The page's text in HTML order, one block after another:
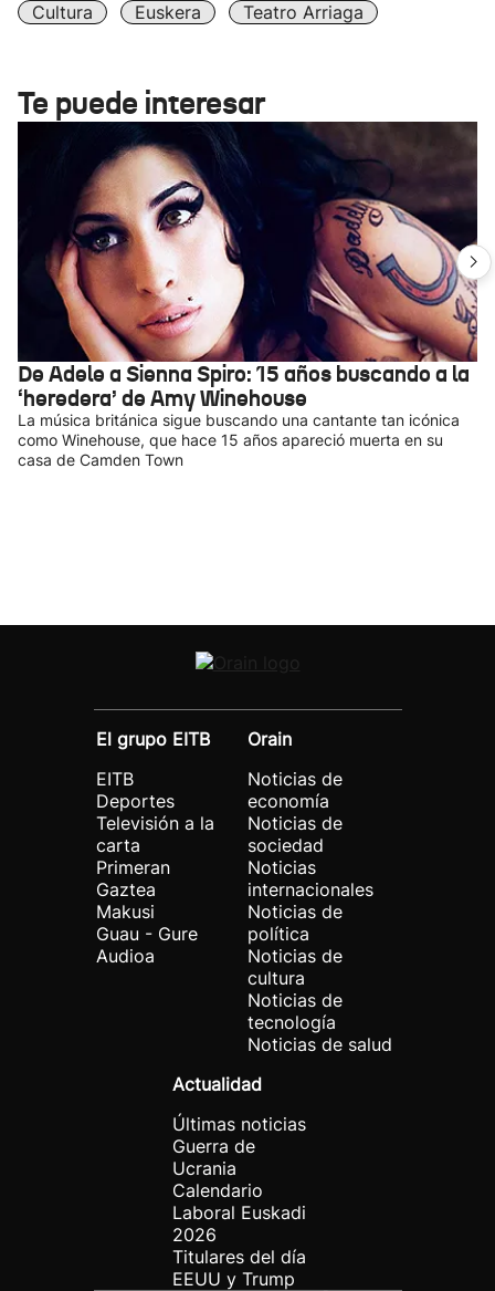
Cultura Euskera Teatro Arriaga
Te puede interesar
De Adele a Sienna Spiro: 15 años buscando a la
‘heredera’ de Amy Winehouse
La música británica sigue buscando una cantante tan icónica
como Winehouse, que hace 15 años apareció muerta en su
casa de Camden Town
El grupo EITB
EITB
Deportes
Televisión a la
carta
Primeran
Gaztea
Makusi
Guau - Gure
Audioa
Orain
Noticias de
economía
Noticias de
sociedad
Noticias
internacionales
Noticias de
política
Noticias de
cultura
Noticias de
tecnología
Noticias de salud
Actualidad
Últimas noticias
Guerra de
Ucrania
Calendario
Laboral Euskadi
2026
Titulares del día
EEUU y Trump